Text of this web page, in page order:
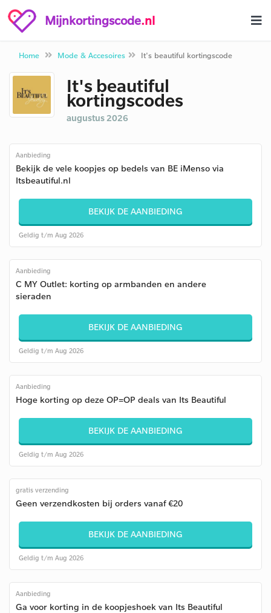
Mijnkortingscode.nl
Home Mode & Accesoires It's beautiful kortingscode
It's beautiful
kortingscodes
augustus 2026
Aanbieding
Bekijk de vele koopjes op bedels van BE iMenso via
Itsbeautiful.nl
BEKIJK DE AANBIEDING
Geldig t/m Aug 2026
Aanbieding
C MY Outlet: korting op armbanden en andere
sieraden
BEKIJK DE AANBIEDING
Geldig t/m Aug 2026
Aanbieding
Hoge korting op deze OP=OP deals van Its Beautiful
BEKIJK DE AANBIEDING
Geldig t/m Aug 2026
gratis verzending
Geen verzendkosten bij orders vanaf €20
BEKIJK DE AANBIEDING
Geldig t/m Aug 2026
Aanbieding
Ga voor korting in de koopjeshoek van Its Beautiful